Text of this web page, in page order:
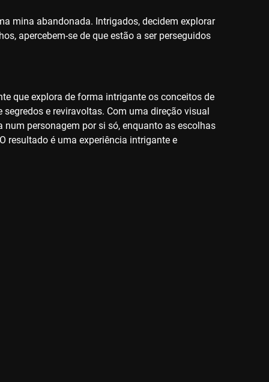
mina abandonada. Intrigados, decidem explorar
apercebem-se de que estão a ser perseguidos
que explora de forma intrigante os conceitos de
e reviravoltas. Com uma direção visual
personagem por si só, enquanto as escolhas
resultado é uma experiência intrigante e